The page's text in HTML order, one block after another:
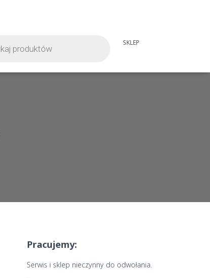
SKLEP
Pracujemy:
Serwis i sklep nieczynny do odwołania.